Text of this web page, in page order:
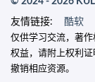
友情链接: 酷软
仅供学习交流，著
权益，请附上权利
撤销相应资源。